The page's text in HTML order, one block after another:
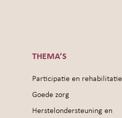
THEMA’S
Participatie en rehabilitatie
Goede zorg
Herstelondersteuning en